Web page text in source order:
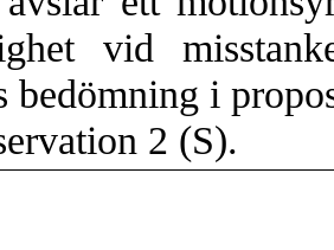
vid
bedömning i
2 (S).